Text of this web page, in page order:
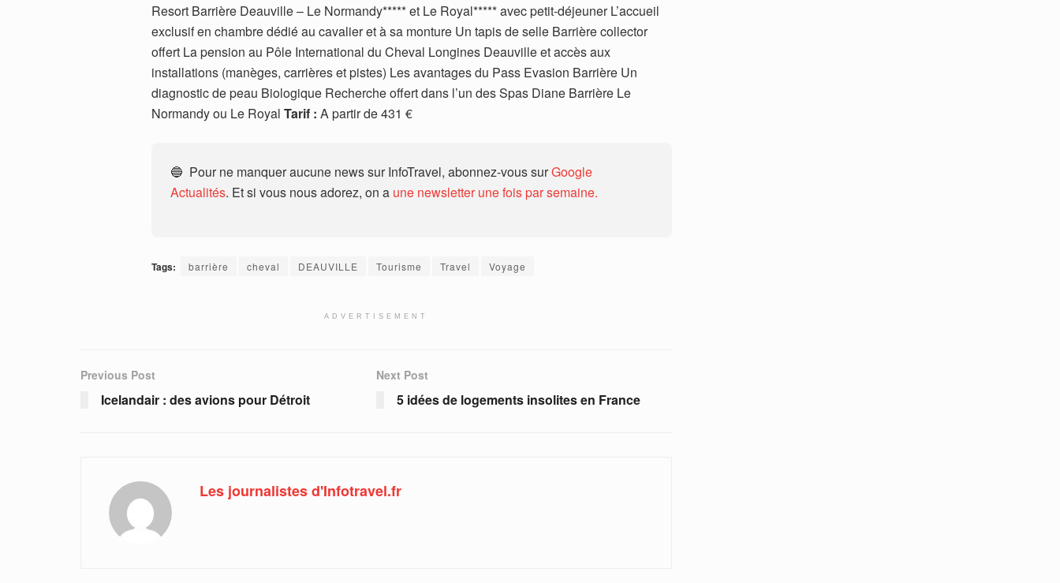
Resort Barrière Deauville – Le Normandy***** et Le Royal***** avec petit-déjeuner L’accueil
exclusif en chambre dédié au cavalier et à sa monture Un tapis de selle Barrière collector
offert La pension au Pôle International du Cheval Longines Deauville et accès aux
installations (manèges, carrières et pistes) Les avantages du Pass Evasion Barrière Un
diagnostic de peau Biologique Recherche offert dans l’un des Spas Diane Barrière Le
Normandy ou Le Royal Tarif : A partir de 431 €
🔵 Pour ne manquer aucune news sur InfoTravel, abonnez-vous surGoogle
Actualités. Et si vous nous adorez, on a une newsletter une fois par semaine.
Tags: barrière cheval DEAUVILLE Tourisme Travel Voyage
ADVERTISEMENT
Previous Post
Icelandair : des avions pour Détroit
Next Post
5 idées de logements insolites en France
Les journalistes d'Infotravel.fr